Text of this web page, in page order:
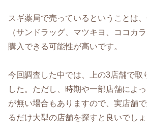
スギ薬局で売っているということは
（サンドラッグ、マツキヨ、ココカ
購入できる可能性が高いです。
今回調査した中では、上の3店舗で取
した。ただし、時期や一部店舗によ
が無い場合もありますので、実店舗
るだけ大型の店舗を探すと良いでしょ